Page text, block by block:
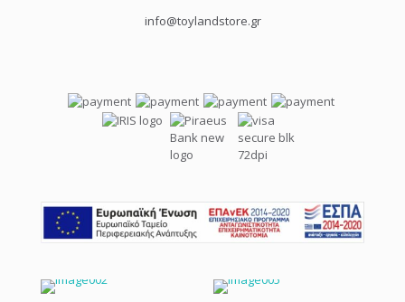
info@toylandstore.gr